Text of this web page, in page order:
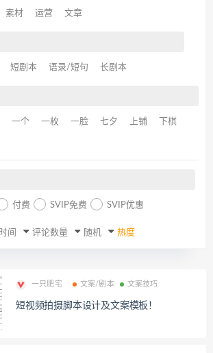
素材 运营 文章
短剧本 语录/短句 长剧本
一个 一枚 一脸 七夕 上铺 下棋
付费 SVIP免费 SVIP优惠
间 评论数量 随机 热度
一只肥宅 文案/剧本 文案技巧
短视频拍摄脚本设计及文案模板！